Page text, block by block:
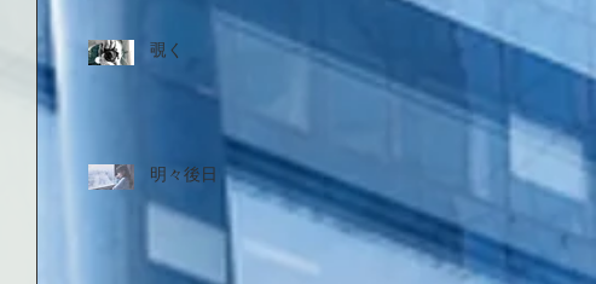
覗く
明々後日